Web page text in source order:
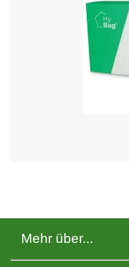
Mehr über...